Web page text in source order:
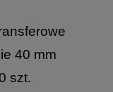
40 mm
szt.